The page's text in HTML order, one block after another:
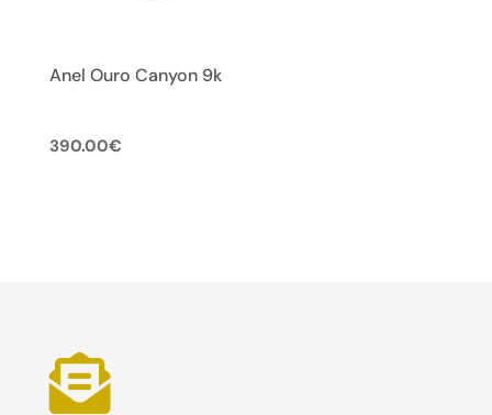
Anel Ouro Canyon 9k
390.00€
